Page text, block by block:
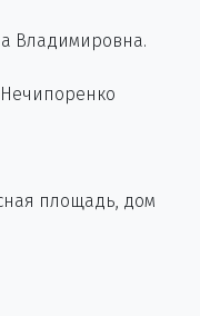
Владимировна.
площадь, дом